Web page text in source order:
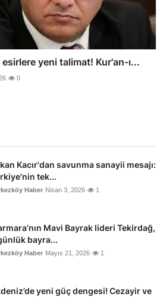
yeni talimat! Kur'an-ı...
0
Kacır'dan savunma sanayii mesajı:
tek...
Haber Nisan 3, 2026 1
Mavi Bayrak lideri Tekirdağ,
bayra...
Haber Mayıs 21, 2026 1
yeni güç dengesi! Cezayir ve